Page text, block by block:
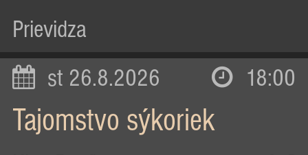
Prievidza
st 26.8.2026 18:00
Tajomstvo sýkoriek